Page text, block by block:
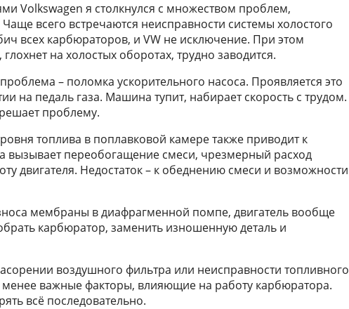
Volkswagen я столкнулся с множеством проблем,
всего встречаются неисправности системы холостого
всех карбюраторов, и VW не исключение. При этом
на холостых оборотах, трудно заводится.
– поломка ускорительного насоса. Проявляется это
на педаль газа. Машина тупит, набирает скорость с трудом.
проблему.
топлива в поплавковой камере также приводит к
вызывает переобогащение смеси, чрезмерный расход
двигателя. Недостаток – к обеднению смеси и возможности
мембраны в диафрагменной помпе, двигатель вообще
карбюратор, заменить изношенную деталь и
воздушного фильтра или неисправности топливного
менее важные факторы, влияющие на работу карбюратора.
всё последовательно.